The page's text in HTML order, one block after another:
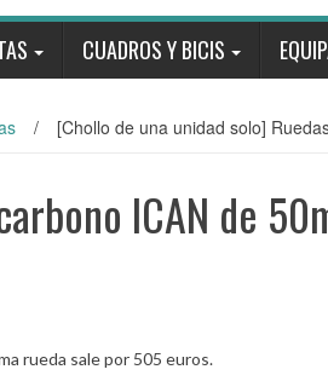
CUADROS Y BICIS
/ [Chollo de una unidad solo]
ICAN de
rueda sale por 505 euros.